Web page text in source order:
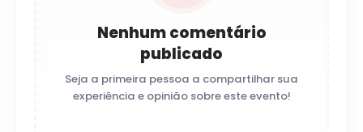
Nenhum comentário
publicado
Seja a primeira pessoa a compartilhar sua
experiência e opinião sobre este evento!